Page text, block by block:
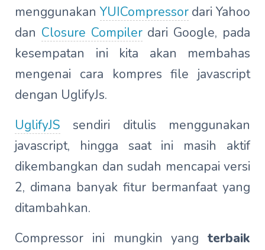
menggunakan YUICompressordari Yahoo
dan Closure Compilerdari Google, pada
kesempatan ini kita akan membahas
mengenai cara kompres file javascript
dengan UglifyJs.
UglifyJS sendiri ditulis menggunakan
javascript, hingga saat ini masih aktif
dikembangkan dan sudah mencapai versi
2, dimana banyak fitur bermanfaat yang
ditambahkan.
Compressor ini mungkin yang terbaik